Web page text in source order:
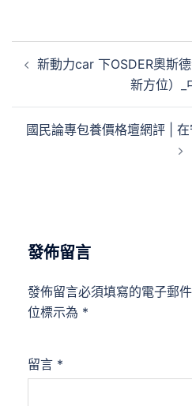
章 新動力car 下OSDER奧斯
新方位）_
國民論專包養價格壇網評 |
發佈留言
發佈留言必須填寫的電子郵
位標示為 *
留言 *